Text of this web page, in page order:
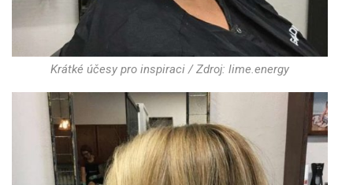
Krátké účesy pro inspiraci / Zdroj: lime.energy